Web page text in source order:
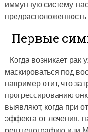
иммунную систему,
предрасположенность
Первые
Когда возникает рак
маскироваться под
например отит, что
прогрессированию
выявляют, когда при
эффекта от лечения,